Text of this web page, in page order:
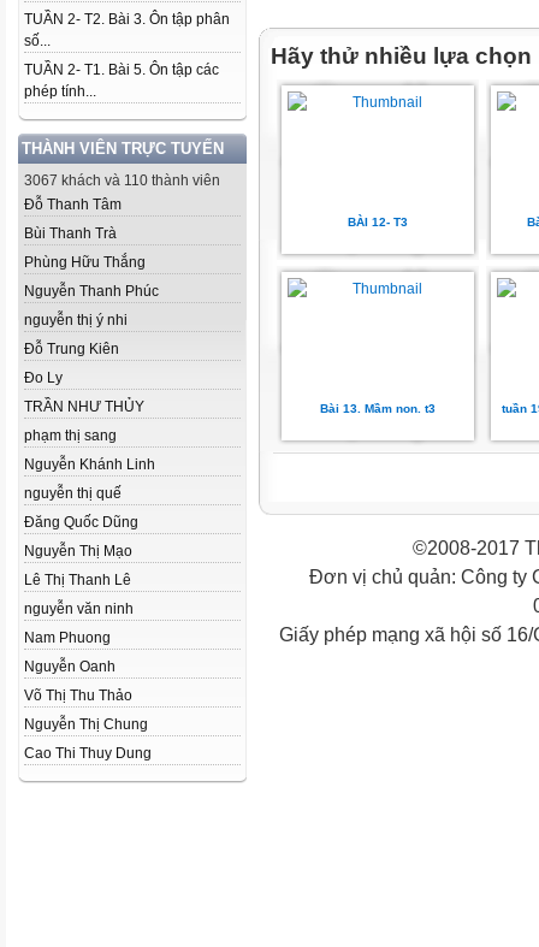
TUẦN 2- T2. Bài 3. Ôn tập phân
số...
TUẦN 2- T1. Bài 5. Ôn tập các
phép tính...
THÀNH VIÊN TRỰC TUYẾN
3067 khách và 110 thành viên
Đỗ Thanh Tâm
Bùi Thanh Trà
Phùng Hữu Thắng
Nguyễn Thanh Phúc
nguyễn thị ý nhi
Đỗ Trung Kiên
Đo Ly
TRẦN NHƯ THỦY
phạm thị sang
Nguyễn Khánh Linh
nguyễn thị quế
Đăng Quốc Dũng
Nguyễn Thị Mạo
Lê Thị Thanh Lê
nguyễn văn ninh
Nam Phuong
Nguyễn Oanh
Võ Thị Thu Thảo
Nguyễn Thị Chung
Cao Thi Thuy Dung
Hãy thử nhiều lựa chọn
BÀI 12- T3
Bài 13. Mầm non. t3 tuần
©2008-2017
Đơn vị chủ quản: Công ty
Giấy phép mạng xã hội số